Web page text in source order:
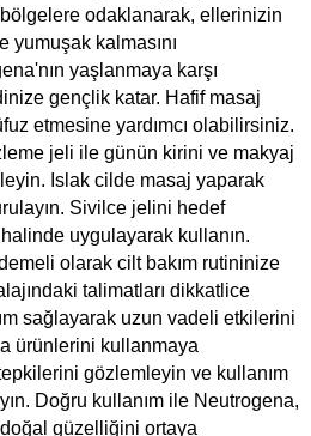
odaklanarak, ellerinizin
yumuşak kalmasını
yaşlanmaya karşı
gençlik katar. Hafif masaj
etmesine yardımcı olabilirsiniz.
jeli ile günün kirini ve makyaj
Islak cilde masaj yaparak
Sivilce jelini hedef
uygulayarak kullanın.
olarak cilt bakım rutininize
talimatları dikkatlice
sağlayarak uzun vadeli etkilerini
ürünlerini kullanmaya
gözlemleyin ve kullanım
Doğru kullanım ile Neutrogena,
güzelliğini ortaya